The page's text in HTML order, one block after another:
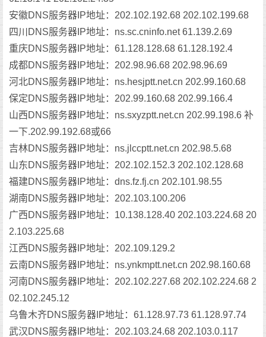
安徽DNS服务器IP地址：202.102.192.68 202.102.199.68
四川DNS服务器IP地址：ns.sc.cninfo.net 61.139.2.69
重庆DNS服务器IP地址：61.128.128.68 61.128.192.4
成都DNS服务器IP地址：202.98.96.68 202.98.96.69
河北DNS服务器IP地址：ns.hesjptt.net.cn 202.99.160.68
保定DNS服务器IP地址：202.99.160.68 202.99.166.4
山西DNS服务器IP地址：ns.sxyzptt.net.cn 202.99.198.6 补
一下.202.99.192.68或66
吉林DNS服务器IP地址：ns.jlccptt.net.cn 202.98.5.68
山东DNS服务器IP地址：202.102.152.3 202.102.128.68
福建DNS服务器IP地址：dns.fz.fj.cn 202.101.98.55
湖南DNS服务器IP地址：202.103.100.206
广西DNS服务器IP地址：10.138.128.40 202.103.224.68 20
2.103.225.68
江西DNS服务器IP地址：202.109.129.2
云南DNS服务器IP地址：ns.ynkmptt.net.cn 202.98.160.68
河南DNS服务器IP地址：202.102.227.68 202.102.224.68 2
02.102.245.12
乌鲁木齐DNS服务器IP地址：61.128.97.73 61.128.97.74
武汉DNS服务器IP地址：202.103.24.68 202.103.0.117